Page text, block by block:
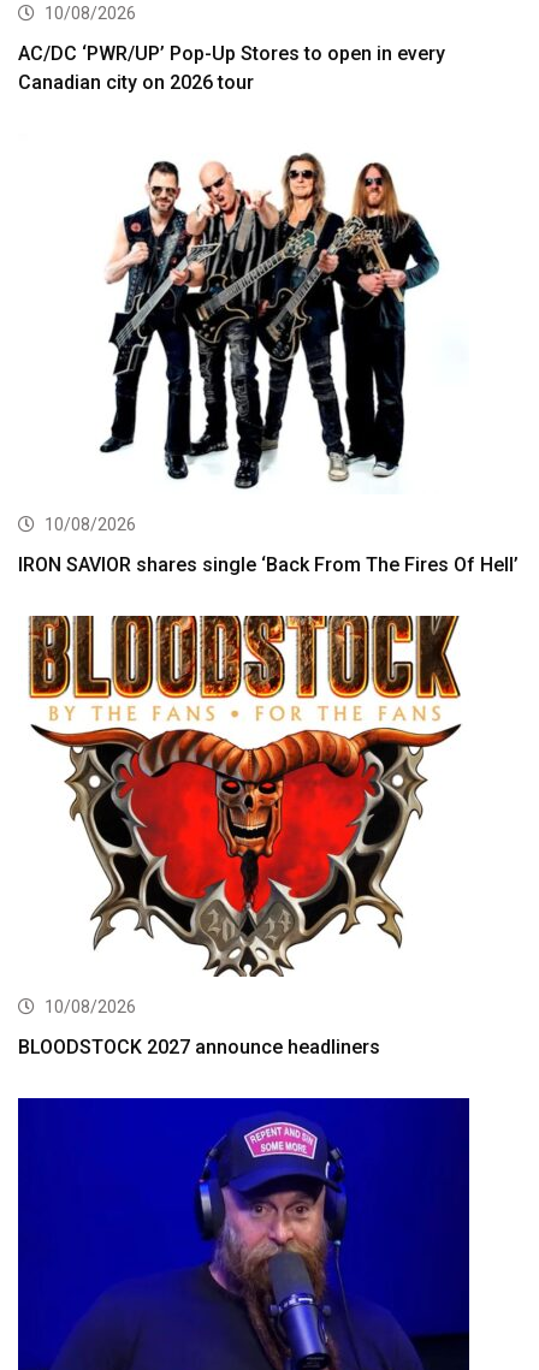
10/08/2026
AC/DC ‘PWR/UP’ Pop-Up Stores to open in every
Canadian city on 2026 tour
10/08/2026
IRON SAVIOR shares single ‘Back From The Fires Of Hell’
10/08/2026
BLOODSTOCK 2027 announce headliners